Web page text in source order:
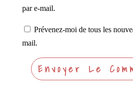
par e-mail.
Prévenez-moi de tous les
mail.